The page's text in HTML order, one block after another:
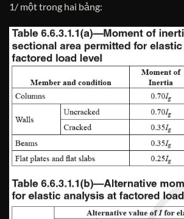
1/ một trong hai bảng: